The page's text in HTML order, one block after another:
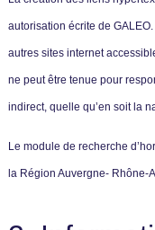
autorisation écrite de
autres sites internet
ne peut être tenue pour
indirect, quelle qu’en soit la
Le module de recherche
la Région Auvergne- Rhône-